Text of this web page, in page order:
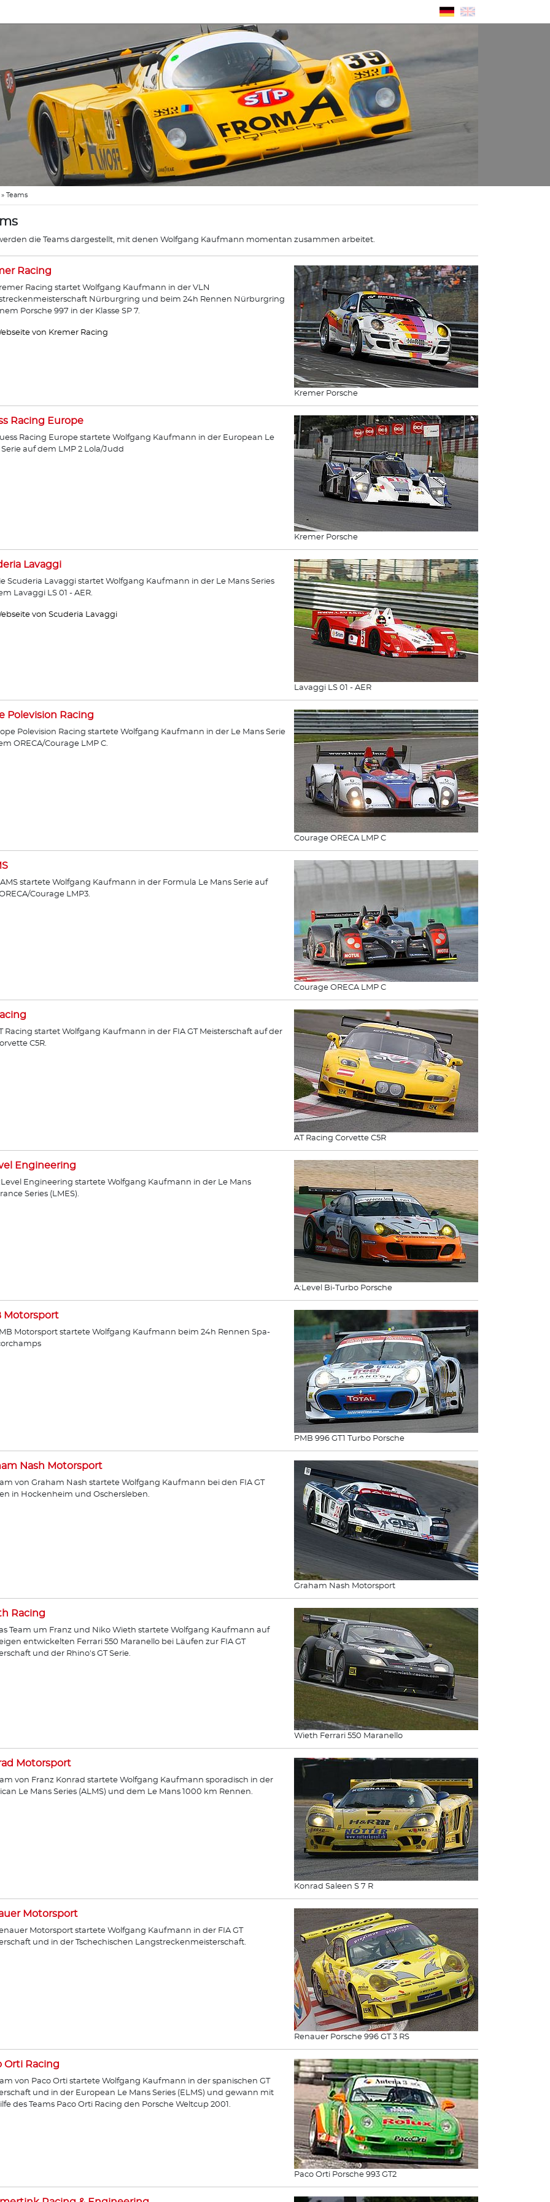
» Teams
die Teams dargestellt, mit denen Wolfgang Kaufmann momentan zusammen arbeitet.
Kremer Porsche
Racing
Racing startet Wolfgang Kaufmann in der VLN
Nürburgring und beim 24h Rennen Nürburgring
Porsche 997 in der Klasse SP 7.
von Kremer Racing
Kremer Porsche
Racing Europe
Racing Europe startete Wolfgang Kaufmann in der European Le
Serie auf dem LMP 2 Lola/Judd
Lavaggi LS 01 - AER
Lavaggi
Scuderia Lavaggi startet Wolfgang Kaufmann in der Le Mans Series
Lavaggi LS 01 - AER.
von Scuderia Lavaggi
Courage ORECA LMP C
Polevision Racing
Polevision Racing startete Wolfgang Kaufmann in der Le Mans Serie
ORECA/Courage LMP C.
Courage ORECA LMP C
startete Wolfgang Kaufmann in der Formula Le Mans Serie auf
Courage LMP3.
AT Racing Corvette C5R
Racing startet Wolfgang Kaufmann in der FIA GT Meisterschaft auf der
C5R.
A:Level Bi-Turbo Porsche
Engineering
Engineering startete Wolfgang Kaufmann in der Le Mans
Series (LMES).
PMB 996 GT1 Turbo Porsche
Motorsport
Motorsport startete Wolfgang Kaufmann beim 24h Rennen Spa-
Graham Nash Motorsport
Nash Motorsport
von Graham Nash startete Wolfgang Kaufmann bei den FIA GT
in Hockenheim und Oschersleben.
Wieth Ferrari 550 Maranello
Racing
Team um Franz und Niko Wieth startete Wolfgang Kaufmann auf
entwickelten Ferrari 550 Maranello bei Läufen zur FIA GT
und der Rhino's GT Serie.
Konrad Saleen S 7 R
Motorsport
von Franz Konrad startete Wolfgang Kaufmann sporadisch in der
Le Mans Series (ALMS) und dem Le Mans 1000 km Rennen.
Renauer Porsche 996 GT 3 RS
Motorsport
Motorsport startete Wolfgang Kaufmann in der FIA GT
und in der Tschechischen Langstreckenmeisterschaft.
Paco Orti Porsche 993 GT2
Orti Racing
von Paco Orti startete Wolfgang Kaufmann in der spanischen GT
und in der European Le Mans Series (ELMS) und gewann mit
des Teams Paco Orti Racing den Porsche Weltcup 2001.